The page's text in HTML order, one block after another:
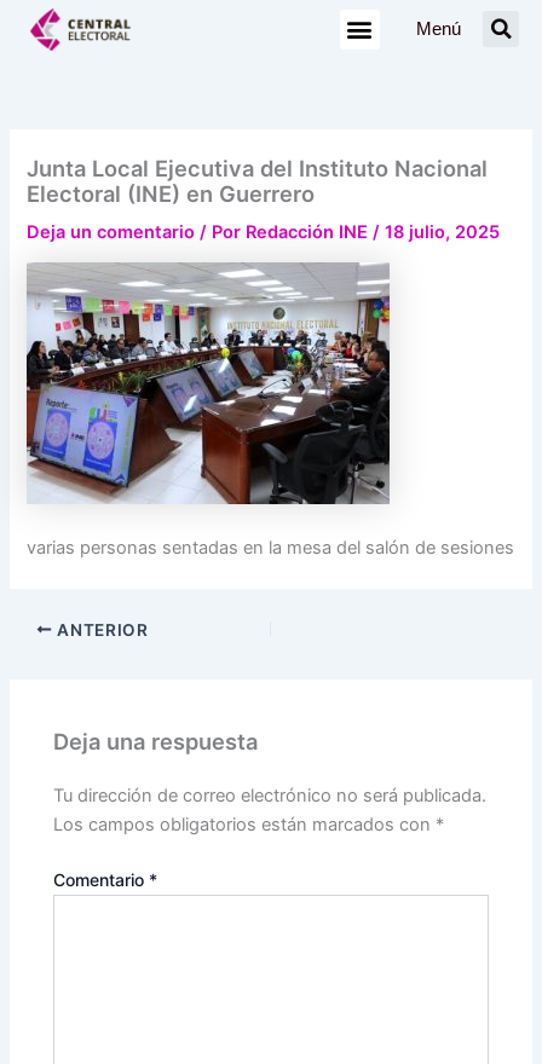
Menú
Junta Local Ejecutiva del Instituto Nacional
Electoral (INE) en Guerrero
Deja un comentario / Por Redacción INE/18 julio, 2025
varias personas sentadas en la mesa del salón de sesiones
ANTERIOR
Deja una respuesta
Tu dirección de correo electrónico no será publicada.
Los campos obligatorios están marcados con *
Comentario *